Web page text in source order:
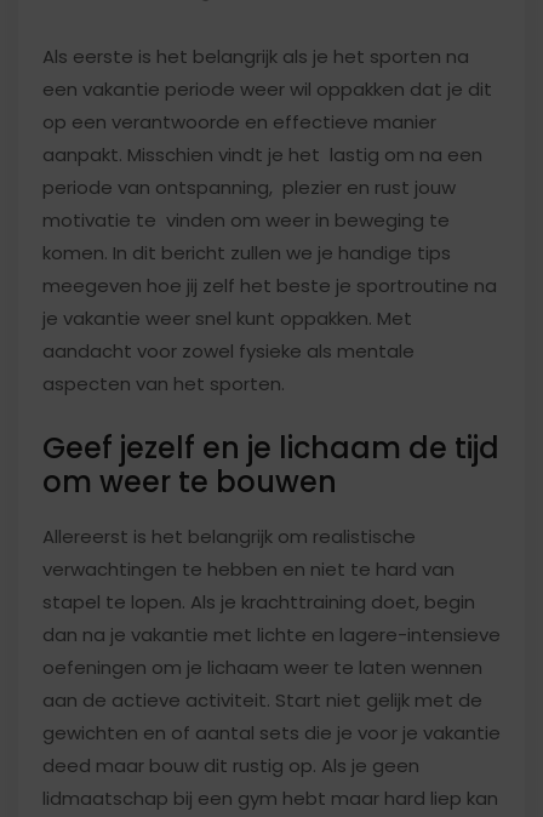
Als eerste is het belangrijk als je het sporten na
een vakantie periode weer wil oppakken dat je dit
op een verantwoorde en effectieve manier
aanpakt. Misschien vindt je het lastig om na een
periode van ontspanning, plezier en rust jouw
motivatie te vinden om weer in beweging te
komen. In dit bericht zullen we je handige tips
meegeven hoe jij zelf het beste je sportroutine na
je vakantie weer snel kunt oppakken. Met
aandacht voor zowel fysieke als mentale
aspecten van het sporten.
Geef jezelf en je lichaam de tijd
om weer te bouwen
Allereerst is het belangrijk om realistische
verwachtingen te hebben en niet te hard van
stapel te lopen. Als je krachttraining doet, begin
dan na je vakantie met lichte en lagere-intensieve
oefeningen om je lichaam weer te laten wennen
aan de actieve activiteit. Start niet gelijk met de
gewichten en of aantal sets die je voor je vakantie
deed maar bouw dit rustig op. Als je geen
lidmaatschap bij een gym hebt maar hard liep kan